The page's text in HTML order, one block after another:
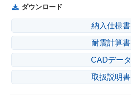
ダウンロード
納入仕様書
耐震計算書
CADデータ
取扱説明書